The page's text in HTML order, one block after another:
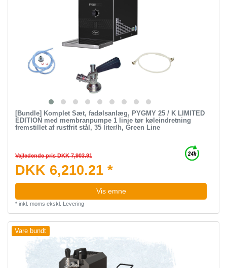
[Bundle] Komplet Sæt, fadølsanlæg, PYGMY 25 / K LIMITED
EDITION med membranpumpe 1 linje tør køleindretning
fremstillet af rustfrit stål, 35 liter/h, Green Line
Vejledende pris DKK 7,903.91
DKK 6,210.21 *
Vis emne
* inkl. moms ekskl. Levering
Vare bundt